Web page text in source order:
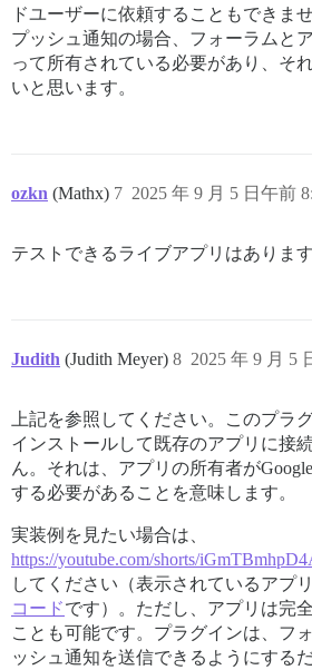
ドユーザーに依頼することもできま
プッシュ通知の場合、フォーラムと
って所有されている必要があり、そ
いと思います。
ozkn (Mathx) 2025 年 9 月 5 日午前
7
テストできるライブアプリはありま
Judith (Judith Meyer) 2025 年 9 月 5
8
上記を参照してください。このプラ
インストールして既存のアプリに接
ん。それは、アプリの所有者が
する必要があることを意味します。
実装例を見たい場合は、
https://youtube.com/shorts/
してください（表示されているアプ
コードです）。ただし、アプリは完
ことも可能です。プラグインは、フ
ッシュ通知を送信できるようにする